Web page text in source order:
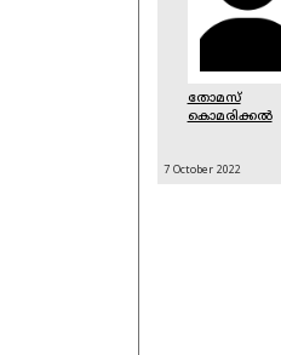
തോമസ്
കൊമരിക്കൽ
7 October2022